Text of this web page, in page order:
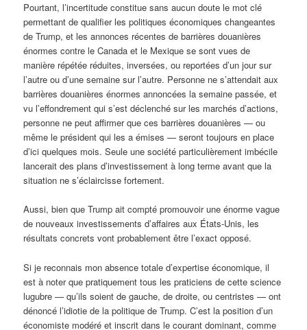
Pourtant, l’incertitude constitue sans aucun doute le mot clé
permettant de qualifier les politiques économiques changeantes
de Trump, et les annonces récentes de barrières douanières
énormes contre le Canada et le Mexique se sont vues de
manière répétée réduites, inversées, ou reportées d’un jour sur
l’autre ou d’une semaine sur l’autre. Personne ne s’attendait aux
barrières douanières énormes annoncées la semaine passée, et
vu l’effondrement qui s’est déclenché sur les marchés d’actions,
personne ne peut affirmer que ces barrières douanières — ou
même le président qui les a émises — seront toujours en place
d’ici quelques mois. Seule une société particulièrement imbécile
lancerait des plans d’investissement à long terme avant que la
situation ne s’éclaircisse fortement.
Aussi, bien que Trump ait compté promouvoir une énorme vague
de nouveaux investissements d’affaires aux États-Unis, les
résultats concrets vont probablement être l’exact opposé.
Si je reconnais mon absence totale d’expertise économique, il
est à noter que pratiquement tous les praticiens de cette science
lugubre — qu’ils soient de gauche, de droite, ou centristes — ont
dénoncé l’idiotie de la politique de Trump. C’est la position d’un
économiste modéré et inscrit dans le courant dominant, comme